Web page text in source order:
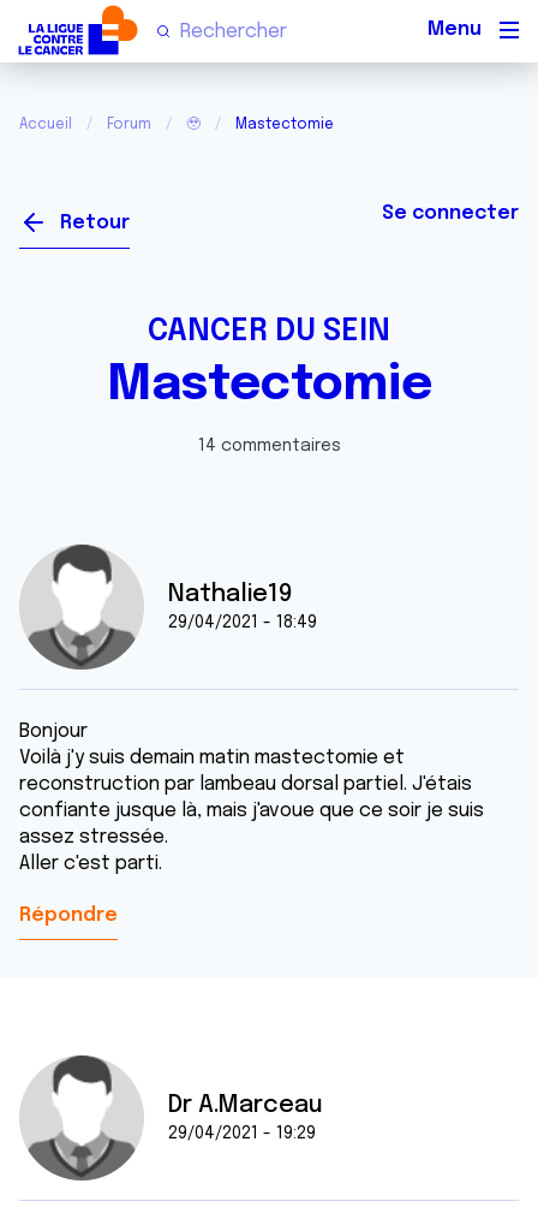
Accueil Forum 🥹 Mastectomie
Retour Se connecter
CANCER DU SEIN
Mastectomie
14 commentaires
Nathalie19
29/04/2021 - 18:49
Bonjour
Voilà j'y suis demain matin mastectomie et
reconstruction par lambeau dorsal partiel. J'étais
confiante jusque là, mais j'avoue que ce soir je suis
assez stressée.
Aller c'est parti.
Répondre
Dr A.Marceau
29/04/2021 - 19:29